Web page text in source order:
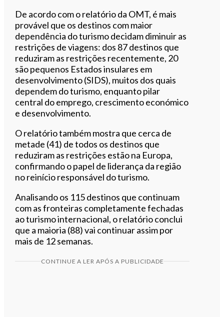
De acordo com o relatório da OMT, é mais
provável que os destinos com maior
dependência do turismo decidam diminuir as
restrições de viagens: dos 87 destinos que
reduziram as restrições recentemente, 20
são pequenos Estados insulares em
desenvolvimento (SIDS), muitos dos quais
dependem do turismo, enquanto pilar
central do emprego, crescimento económico
e desenvolvimento.
O relatório também mostra que cerca de
metade (41) de todos os destinos que
reduziram as restrições estão na Europa,
confirmando o papel de liderança da região
no reinício responsável do turismo.
Analisando os 115 destinos que continuam
com as fronteiras completamente fechadas
ao turismo internacional, o relatório conclui
que a maioria (88) vai continuar assim por
mais de 12 semanas.
CONTINUE A LER APÓS A PUBLICIDADE